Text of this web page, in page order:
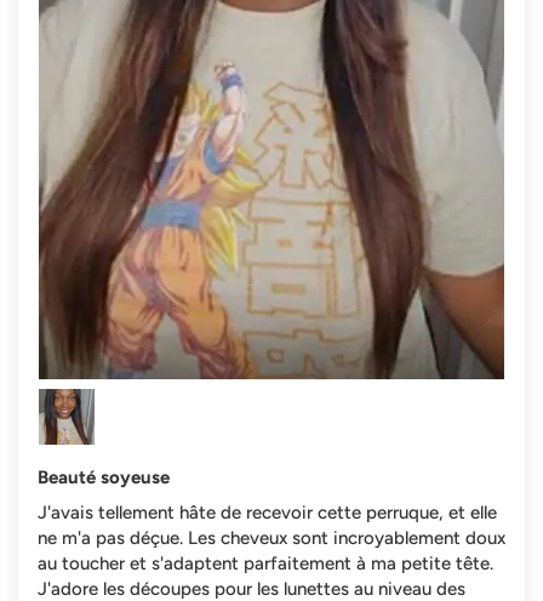
Beauté soyeuse
J'avais tellement hâte de recevoir cette perruque, et elle
ne m'a pas déçue. Les cheveux sont incroyablement doux
au toucher et s'adaptent parfaitement à ma petite tête.
J'adore les découpes pour les lunettes au niveau des